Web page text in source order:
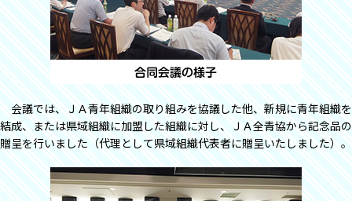
会議では、ＪＡ青年組織の取り組みを協議した他、新規に青年組織を
結成、または県域組織に加盟した組織に対し、ＪＡ全青協から記念品の
贈呈を行いました（代理として県域組織代表者に贈呈いたしました）。